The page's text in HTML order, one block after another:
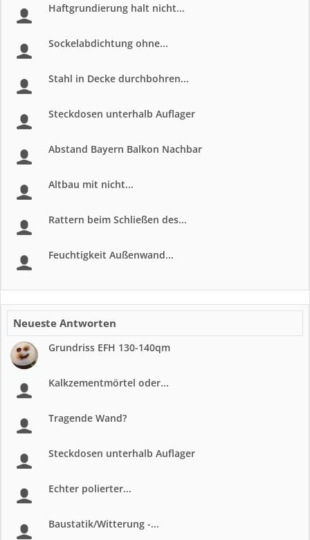
Haftgrundierung halt nicht...
Sockelabdichtung ohne...
Stahl in Decke durchbohren...
Steckdosen unterhalb Auflager
Abstand Bayern Balkon Nachbar
Altbau mit nicht...
Rattern beim Schließen des...
Feuchtigkeit Außenwand...
Neueste Antworten
Grundriss EFH 130-140qm
Kalkzementmörtel oder...
Tragende Wand?
Steckdosen unterhalb Auflager
Echter polierter...
Baustatik/Witterung -...